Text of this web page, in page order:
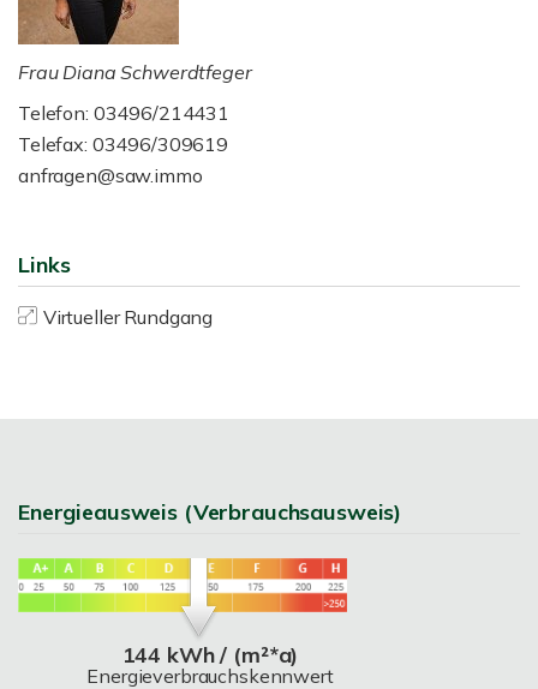
Frau Diana Schwerdtfeger
Telefon: 03496/214431
Telefax: 03496/309619
anfragen@saw.immo
Links
Virtueller Rundgang
Energieausweis (Verbrauchsausweis)
144 kWh / (m²*a)
Energieverbrauchskennwert